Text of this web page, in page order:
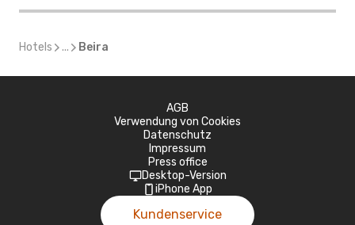
Hotels ... Beira
AGB
Verwendung von Cookies
Datenschutz
Impressum
Press office
Desktop-Version
iPhone App
Kundenservice